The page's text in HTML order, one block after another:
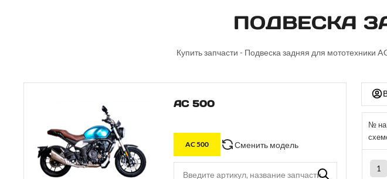
ПОДВЕСКА
Купить запчасти - Подвеска задняя для мототехники
AC 500
AC 500 Сменить модель
№ на
1